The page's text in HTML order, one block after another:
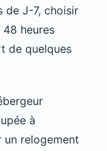
de J-7, choisir
48 heures
de quelques
à
un relogement